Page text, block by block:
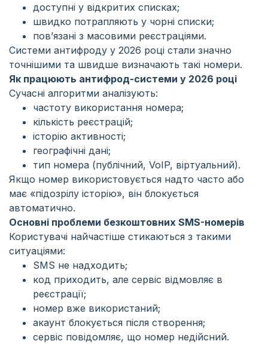
доступні у відкритих списках;
швидко потрапляють у чорні списки;
пов’язані з масовими реєстраціями.
Системи антифроду у 2026 році стали значно
точнішими та швидше визначають такі номери.
Як працюють антифрод-системи у 2026 році
Сучасні алгоритми аналізують:
частоту використання номера;
кількість реєстрацій;
історію активності;
географічні дані;
тип номера (публічний, VoIP, віртуальний).
Якщо номер використовується надто часто або
має «підозрілу історію», він блокується
автоматично.
Основні проблеми безкоштовних SMS-номерів
Користувачі найчастіше стикаються з такими
ситуаціями:
SMS не надходить;
код приходить, але сервіс відмовляє в
реєстрації;
номер вже використаний;
акаунт блокується після створення;
сервіс повідомляє, що номер недійсний.